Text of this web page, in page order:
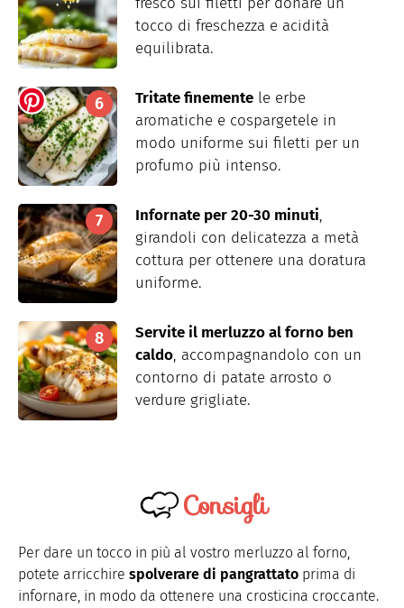
tocco di freschezza e acidità
equilibrata.
Tritate finemente le erbe
aromatiche e cospargetele in
modo uniforme sui filetti per un
profumo più intenso.
Infornate per 20-30 minuti,
girandoli con delicatezza a metà
cottura per ottenere una doratura
uniforme.
Servite il merluzzo al forno ben
caldo, accompagnandolo con un
contorno di patate arrosto o
verdure grigliate.
Consigli
Per dare un tocco in più al vostro merluzzo al forno,
potete arricchire spolverare di pangrattato prima di
infornare, in modo da ottenere una crosticina croccante.